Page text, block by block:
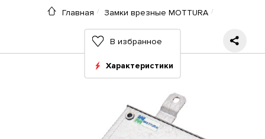
Главная Замки врезные MOTTURA
В избранное
Характеристики